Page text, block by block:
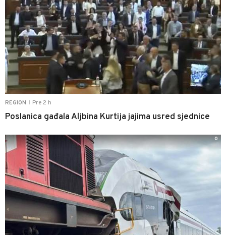
REGION Pre 2 h
Poslanica gađala Aljbina Kurtija jajima usred sjednice
0